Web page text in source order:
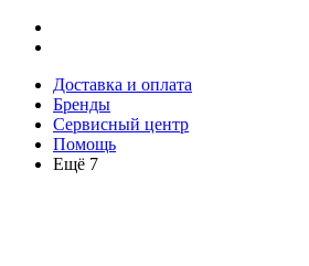
Доставка и оплата
Бренды
Сервисный центр
Помощь
Ещё 7